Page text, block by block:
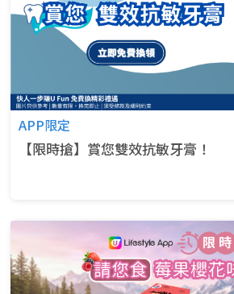
APP限定
【限時搶】賞您雙效抗敏牙膏！